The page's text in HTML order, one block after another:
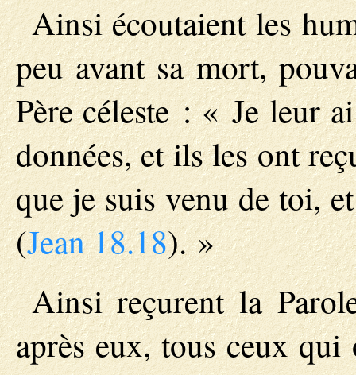
Ainsi écoutaient les
peu avant sa mort,
Père céleste : « Je leur
données, et ils les ont
que je suis venu de toi,
(Jean 18.18). »
Ainsi reçurent la
après eux, tous ceux